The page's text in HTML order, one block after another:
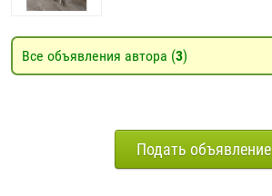
Все объявления автора (3)
Подать объявление